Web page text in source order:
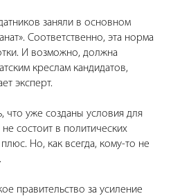
заняли в основном
Соответственно, эта норма
И возможно, должна
креслам кандидатов,
эксперт.
что уже созданы условия для
состоит в политических
Но, как всегда, кому-то не
правительство за усиление